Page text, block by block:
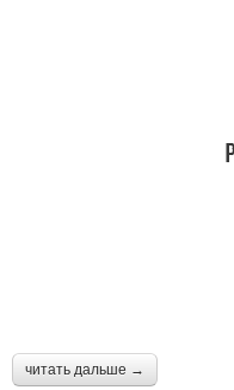
читать дальше →